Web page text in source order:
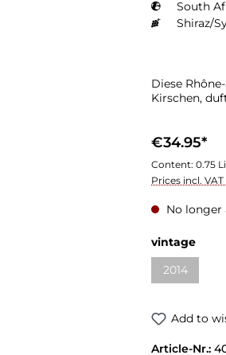
South
Shiraz/
Diese
Kirschen,
€34.95*
Content: 0.75
Prices incl.
No longer
vintage
2014
Add to
Article-Nr.: